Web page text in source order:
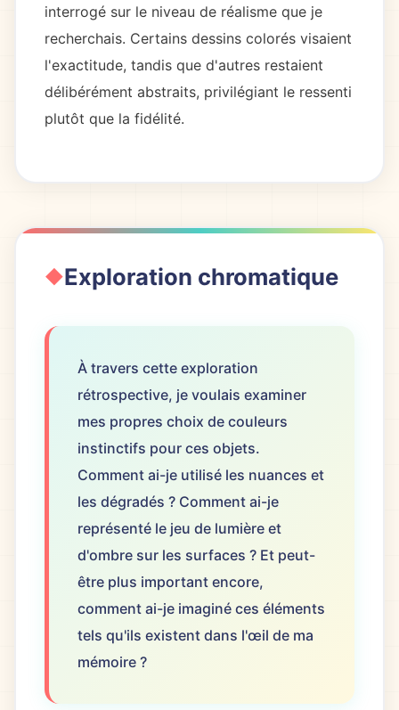
interrogé sur le niveau de réalisme que je
recherchais. Certains dessins colorés visaient
l'exactitude, tandis que d'autres restaient
délibérément abstraits, privilégiant le ressenti
plutôt que la fidélité.
Exploration chromatique
À travers cette exploration
rétrospective, je voulais examiner
mes propres choix de couleurs
instinctifs pour ces objets.
Comment ai-je utilisé les nuances et
les dégradés ? Comment ai-je
représenté le jeu de lumière et
d'ombre sur les surfaces ? Et peut-
être plus important encore,
comment ai-je imaginé ces éléments
tels qu'ils existent dans l'œil de ma
mémoire ?